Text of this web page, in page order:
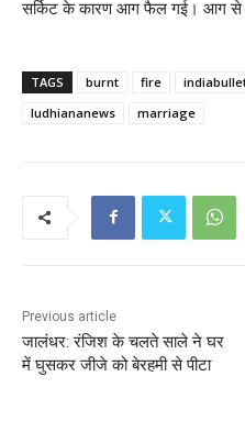
सर्किट के कारण आग फैल गई। आग से
TAGS burnt fire
ludhiananews
marriage
Previous article
जालंधर: रंजिश के चलते साले ने घर
में घुसकर जीजे को बेरहमी से पीटा